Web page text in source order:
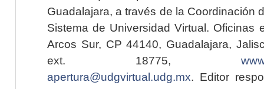
Guadalajara, a través de la Coordinación
Sistema de Universidad Virtual. Oficinas
Arcos Sur, CP 44140, Guadalajara,
ext. 18775,
apertura@udgvirtual.udg.mx. Editor